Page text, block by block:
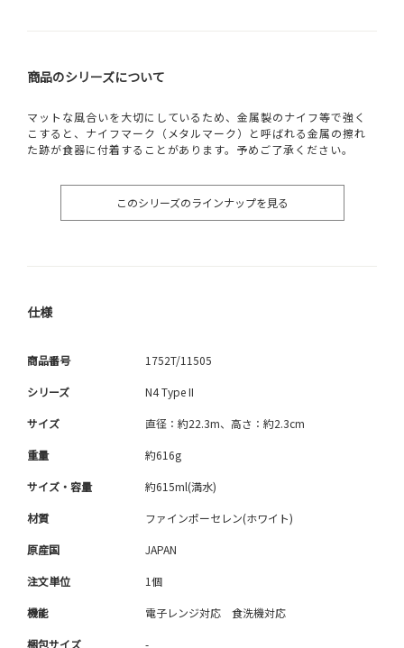
商品のシリーズについて
マットな風合いを大切にしているため、金属製のナイフ等で強く
こすると、ナイフマーク（メタルマーク）と呼ばれる金属の擦れ
た跡が食器に付着することがあります。予めご了承ください。
このシリーズのラインナップを見る
仕様
商品番号 1752T/11505
シリーズ N4 Type II
サイズ 直径：約22.3m、高さ：約2.3cm
重量 約616g
サイズ・容量 約615ml(満水)
材質 ファインポーセレン(ホワイト)
原産国 JAPAN
注文単位 1個
機能 電子レンジ対応 食洗機対応
梱包サイズ -